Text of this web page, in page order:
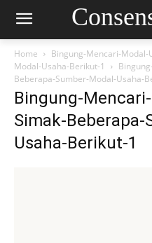
Home
Bingung-Mencari-Modal-
Modal-Usaha-Berikut-1
Beberapa-Sumber-Modal-Usaha-
Bingung-
Simak-Beberapa-
Usaha-Berikut-1